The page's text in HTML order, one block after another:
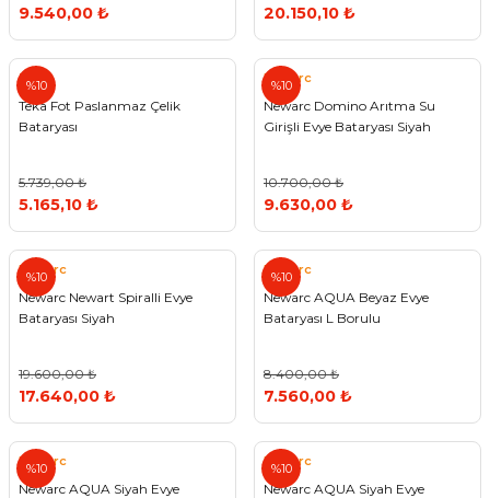
9.540,00 ₺ 20.150,10 ₺
%10
Teka
Teka Fot Paslanmaz Çelik
Bataryası
5.739,00 ₺
5.165,10 ₺
%10
Newarc
Newarc Domino Arıtma Su
Girişli Evye Bataryası Siyah
10.700,00 ₺
9.630,00 ₺
%10
Newarc
Newarc Newart Spiralli Evye
Bataryası Siyah
19.600,00 ₺
17.640,00 ₺
%10
Newarc
Newarc AQUA Beyaz Evye
Bataryası L Borulu
8.400,00 ₺
7.560,00 ₺
%10
Newarc
Newarc AQUA Siyah Evye
%10
Newarc
Newarc AQUA Siyah Evye